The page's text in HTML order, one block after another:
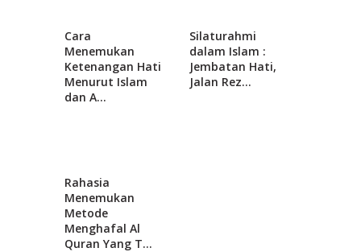
Cara
Menemukan
Ketenangan Hati
Menurut Islam
dan A...
Silaturahmi
dalam Islam :
Jembatan Hati,
Jalan Rez...
Rahasia
Menemukan
Metode
Menghafal Al
Quran Yang T...